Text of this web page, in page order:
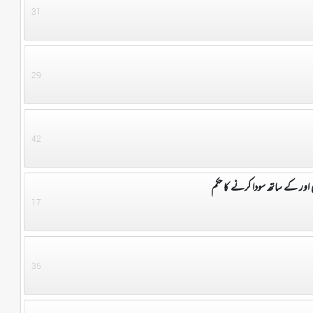
31
29
42
اور کے ساتھ سودا کرنے کا حکم
17
35